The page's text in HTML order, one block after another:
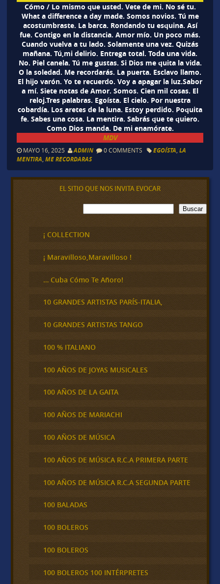
Cómo / Lo mismo que usted. Vete de mi. No sé tu.
What a difference a day made. Somos novios. Tú me
acostumbraste. La barca. Rondando tu esquina. Así
fue. Contigo en la distancia. Amor mío. Un poco más.
Cuando vuelva a tu lado. Solamente una vez. Quizás
mañana. Tú,mi delirio. Entrega total. Toda una vida.
No. Piel canela. Tú me gustas. Si Dios me quita la vida.
O la soledad. Me recordarás. La puerta. Esclavo llamo.
El hijo varón. Yo te recuerdo. Voy a apagar la luz.Sabor
a mí. Siete notas de Amor. Somos. Cien mil cosas. El
reloj.Tres palabras. Egoísta. El cielo. Por nuestra
cobardía. Los aretes de la luna. Estoy perdido. Poquita
fe. Sabes una cosa. La mentira. Sabrás que te quiero.
Como Dios manda. De mi enamórate.
MDV
MAYO 16, 2025 ADMIN 0 COMMENTS EGOÍSTA, LA
MENTIRA, ME RECORDARAS
EL SITIO QUE NOS INVITA EVOCAR
B
u
c
a
Buscar
¡ COLLECTION
¡ Maravilloso,Maravilloso !
… Cuba Cómo Te Añoro!
10 GRANDES ARTISTAS PARÍS-ITALIA,
10 GRANDES ARTISTAS TANGO
100 % ITALIANO
100 AÑOS DE JOYAS MUSICALES
100 AÑOS DE LA GAITA
100 AÑOS DE MARIACHI
100 AÑOS DE MÚSICA
100 AÑOS DE MÚSICA R.C.A PRIMERA PARTE
100 AÑOS DE MÚSICA R.C.A SEGUNDA PARTE
100 BALADAS
100 BOLEROS
100 BOLEROS
100 BOLEROS 100 INTÉRPRETES